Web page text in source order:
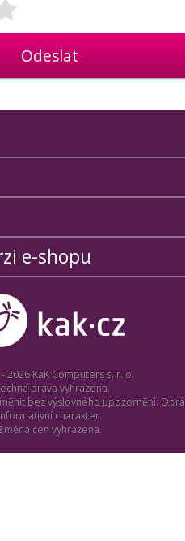
Odeslat
e-shopu
2026 KaK Computers s. r. o.
práva vyhrazena.
bez výslovného upozornění.
charakter.
cen vyhrazena.